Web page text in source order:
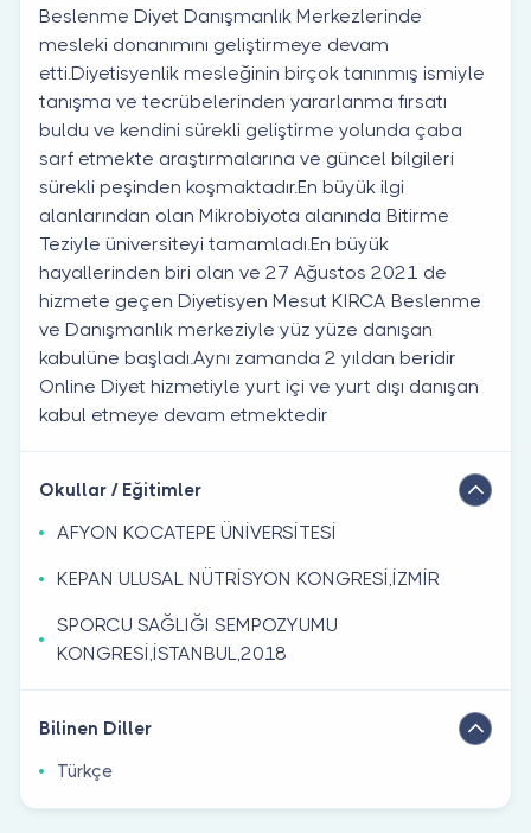
Beslenme Diyet Danışmanlık Merkezlerinde
mesleki donanımını geliştirmeye devam
etti.Diyetisyenlik mesleğinin birçok tanınmış ismiyle
tanışma ve tecrübelerinden yararlanma fırsatı
buldu ve kendini sürekli geliştirme yolunda çaba
sarf etmekte araştırmalarına ve güncel bilgileri
sürekli peşinden koşmaktadır.En büyük ilgi
alanlarından olan Mikrobiyota alanında Bitirme
Teziyle üniversiteyi tamamladı.En büyük
hayallerinden biri olan ve 27 Ağustos 2021 de
hizmete geçen Diyetisyen Mesut KIRCA Beslenme
ve Danışmanlık merkeziyle yüz yüze danışan
kabulüne başladı.Aynı zamanda 2 yıldan beridir
Online Diyet hizmetiyle yurt içi ve yurt dışı danışan
kabul etmeye devam etmektedir
Okullar / Eğitimler
AFYON KOCATEPE ÜNİVERSİTESİ
KEPAN ULUSAL NÜTRİSYON KONGRESİ,İZMİR
SPORCU SAĞLIĞI SEMPOZYUMU
KONGRESİ,İSTANBUL,2018
Bilinen Diller
Türkçe